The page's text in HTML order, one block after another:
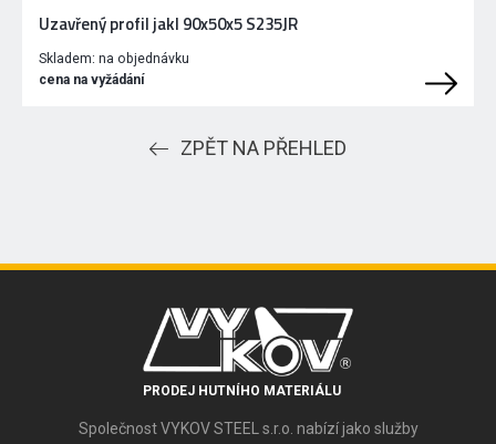
Uzavřený profil jakl 90x50x5 S235JR
Skladem: na objednávku
cena na vyžádání
ZPĚT NA PŘEHLED
PRODEJ HUTNÍHO MATERIÁLU
Společnost VYKOV STEEL s.r.o. nabízí jako služby